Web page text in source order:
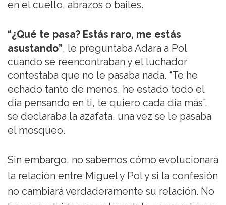
en el cuello, abrazos o bailes.
“¿Qué te pasa? Estás raro, me estás
asustando”, le preguntaba Adara a Pol
cuando se reencontraban y el luchador
contestaba que no le pasaba nada. “Te he
echado tanto de menos, he estado todo el
día pensando en ti, te quiero cada día más”,
se declaraba la azafata, una vez se le pasaba
el mosqueo.
Sin embargo, no sabemos cómo evolucionará
la relación entre Miguel y Pol y si la confesión
no cambiará verdaderamente su relación. No